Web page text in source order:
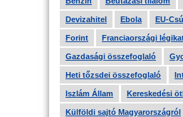
Devizahitel Ebola EU-
Forint Franciaországi
Gazdasági összefoglaló
Heti tőzsdei összefoglaló
Iszlám Állam Kereskedési
Külföldi sajtó Magyarországról